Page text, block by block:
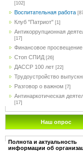
[102]
Воспитательная работа
Клуб "Патриот" [1]
Антикоррупционная
[17]
Финансовое просвещение
Стоп СПИД [26]
ДАССР 100 лет [22]
Трудоустройство
Разговор о важном [7]
Антинаркотическая
[17]
Наш опрос
Полнота и актуальность
информации об